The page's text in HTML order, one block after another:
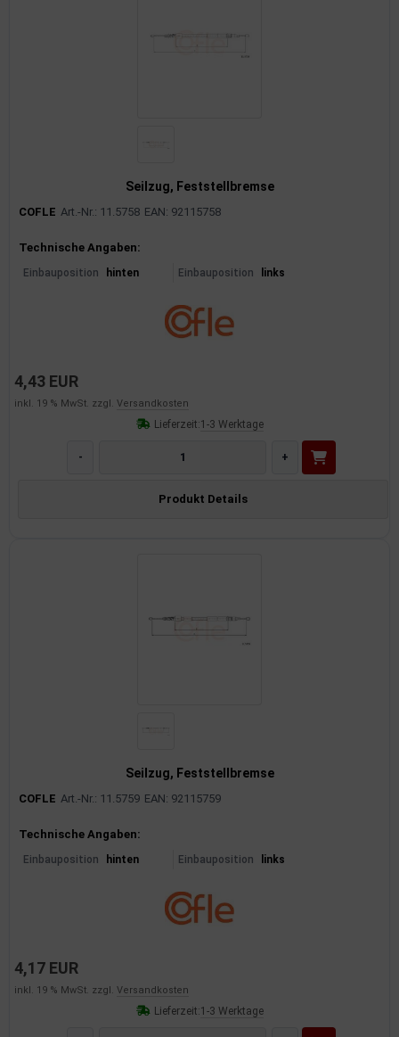
Seilzug, Feststellbremse
COFLE Art.-Nr.: 11.5758 EAN: 92115758
Produktinformationen
Technische Angaben:
Einbauposition hinten Einbauposition links
4,43 EUR
inkl. 19 % MwSt. zzgl. Versandkosten
Lieferzeit:1-3 Werktage
- +
Produkt Details
Seilzug, Feststellbremse
COFLE Art.-Nr.: 11.5759 EAN: 92115759
Produktinformationen
Technische Angaben:
Einbauposition hinten Einbauposition links
4,17 EUR
inkl. 19 % MwSt. zzgl. Versandkosten
Lieferzeit:1-3 Werktage